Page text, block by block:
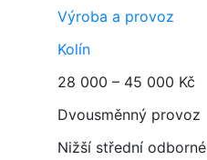
Výroba a provoz
Kolín
28 000 – 45 000 Kč
Dvousměnný provoz
Nižší střední odborné